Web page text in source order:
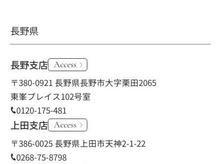
長野県
長野支店 Access
〒380-0921 長野県長野市大字栗田2065
東峯プレイス102号室
0120-175-481
上田支店 Access
〒386-0025 長野県上田市天神2-1-22
0268-75-8798